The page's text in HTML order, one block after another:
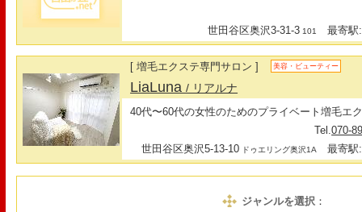
世田谷区奥沢3-31-3 101 最寄駅:
[ 増毛エクステ専門サロン ] 美容・ビューティー
LiaLuna/ リアルナ
40代〜60代の女性のためのプライベート増毛エ
Tel.070-
世田谷区奥沢5-13-10 ドゥエリング奥沢1A 最寄駅:
ジャンルを選択：